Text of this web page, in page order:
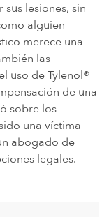
lesiones, sin
alguien
merece una
las
uso de Tylenol®
de una
sobre los
una víctima
abogado de
legales.